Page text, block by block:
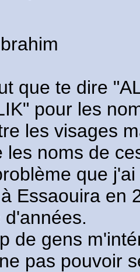
que te dire
pour les
les visages
les noms de
que
Essaouira en
de gens
pas pouvoir